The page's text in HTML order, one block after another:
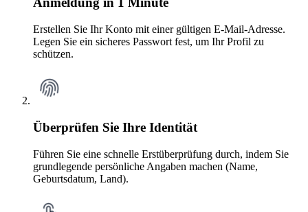
Erstellen Sie Ihr Konto mit einer gültigen E-Mail-Adresse.
Legen Sie ein sicheres Passwort fest, um Ihr Profil zu
schützen.
Überprüfen Sie Ihre Identität
Führen Sie eine schnelle Erstüberprüfung durch, indem Sie
grundlegende persönliche Angaben machen (Name,
Geburtsdatum, Land).